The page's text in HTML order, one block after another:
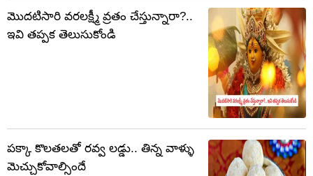
మొదటిసారి వరలక్ష్మీ వ్రతం చేస్తున్నారా?..
ఇవి తప్పక తెలుసుకోండి
పక్కా కొలతలతో రవ్వ లడ్డు.. తిన్న వాళ్ళు
మెచ్చుకోవాల్సిందే